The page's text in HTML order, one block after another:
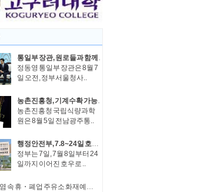
통일부 장관, 원로들과 함께 '한반도 평화공존 발전구상' 공감대 형성 방안 논의
정동영 통일부 장관은 8월 7
일 오전, 정부서울청사..
농촌진흥청, 기계수확 가능한 녹두 새 품종 '채흔' 현장 평가회
농촌진흥청 국립식량과학
원은 8월 5일 전남광주통..
행정안전부, 7.8~24일 호우 피해 특별재난지역 선포
정부는 7일, 7월 8일부터 24
일까지 이어진 호우로 ..
소방청, 폭염 속 휴・폐업 주유소 화재예방에 총력